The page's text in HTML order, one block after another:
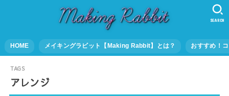
HOME メイキングラビット【Making Rabbit】とは？ おすすめ！
SEARCH
アレンジ